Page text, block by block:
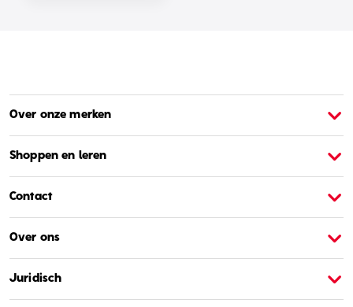
Over onze merken
Shoppen en leren
Contact
Over ons
Juridisch